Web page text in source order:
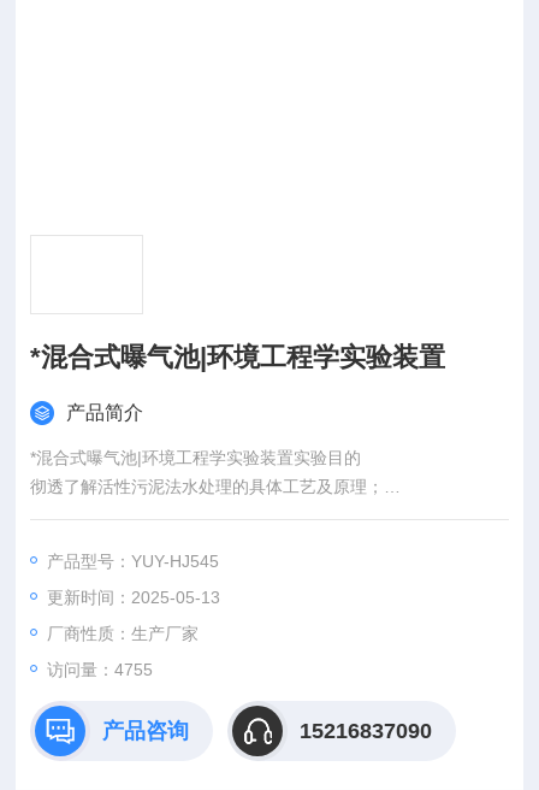
*混合式曝气池|环境工程学实验装置
产品简介
*混合式曝气池|环境工程学实验装置实验目的
彻透了解活性污泥法水处理的具体工艺及原理；
通过对处理过程中溶解氧的测定，评价曝气设备的充氧能力。
产品型号：YUY-HJ545
更新时间：2025-05-13
厂商性质：生产厂家
访问量：4755
产品咨询 15216837090